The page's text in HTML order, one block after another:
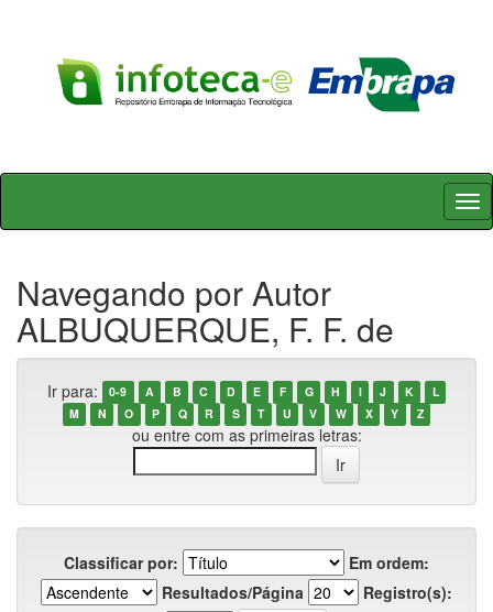
Skip
Navegando por Autor
ALBUQUERQUE, F. F. de
Ir para: 0-9 A B C D E F G H I J K
L
M
N O P Q R S T U V W X Y Z
ou entre com as primeiras letras:
Classificar por:
Em ordem:
Resultados/Página
Registro(s):